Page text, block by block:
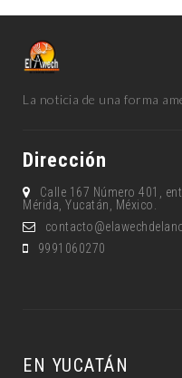
La noticia de una forma
Dirección
Calle 167 Número 401,
Mérida, Yucatán, México.
9991060270
EN YUCATÁN